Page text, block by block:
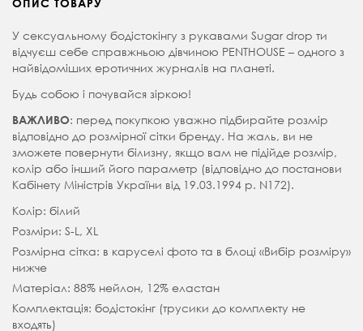
У сексуальному бодістокінгу з рукавами Sugar drop ти
відчуєш себе справжньою дівчиною PENTHOUSE – одного з
найвідоміших еротичних журналів на планеті.
Будь собою і почувайся зіркою!
ВАЖЛИВО: перед покупкою уважно підбирайте розмір
відповідно до розмірної сітки бренду. На жаль, ви не
зможете повернути білизну, якщо вам не підійде розмір,
колір або інший його параметр (відповідно до постанови
Кабінету Міністрів України від 19.03.1994 р. N172).
Колір: білий
Розміри: S-L, XL
Розмірна сітка: в каруселі фото та в блоці «Вибір розміру»
нижче
Матеріал: 88% нейлон, 12% еластан
Комплектація: бодістокінг (трусики до комплекту не
входять)